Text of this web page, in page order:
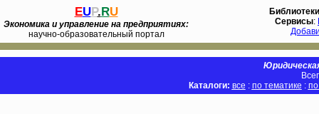
EUP.RU
Экономика и управление на предприятиях:
научно-образовательный портал
Библиотеки
Сервисы:
Каталоги: все : по тематике :